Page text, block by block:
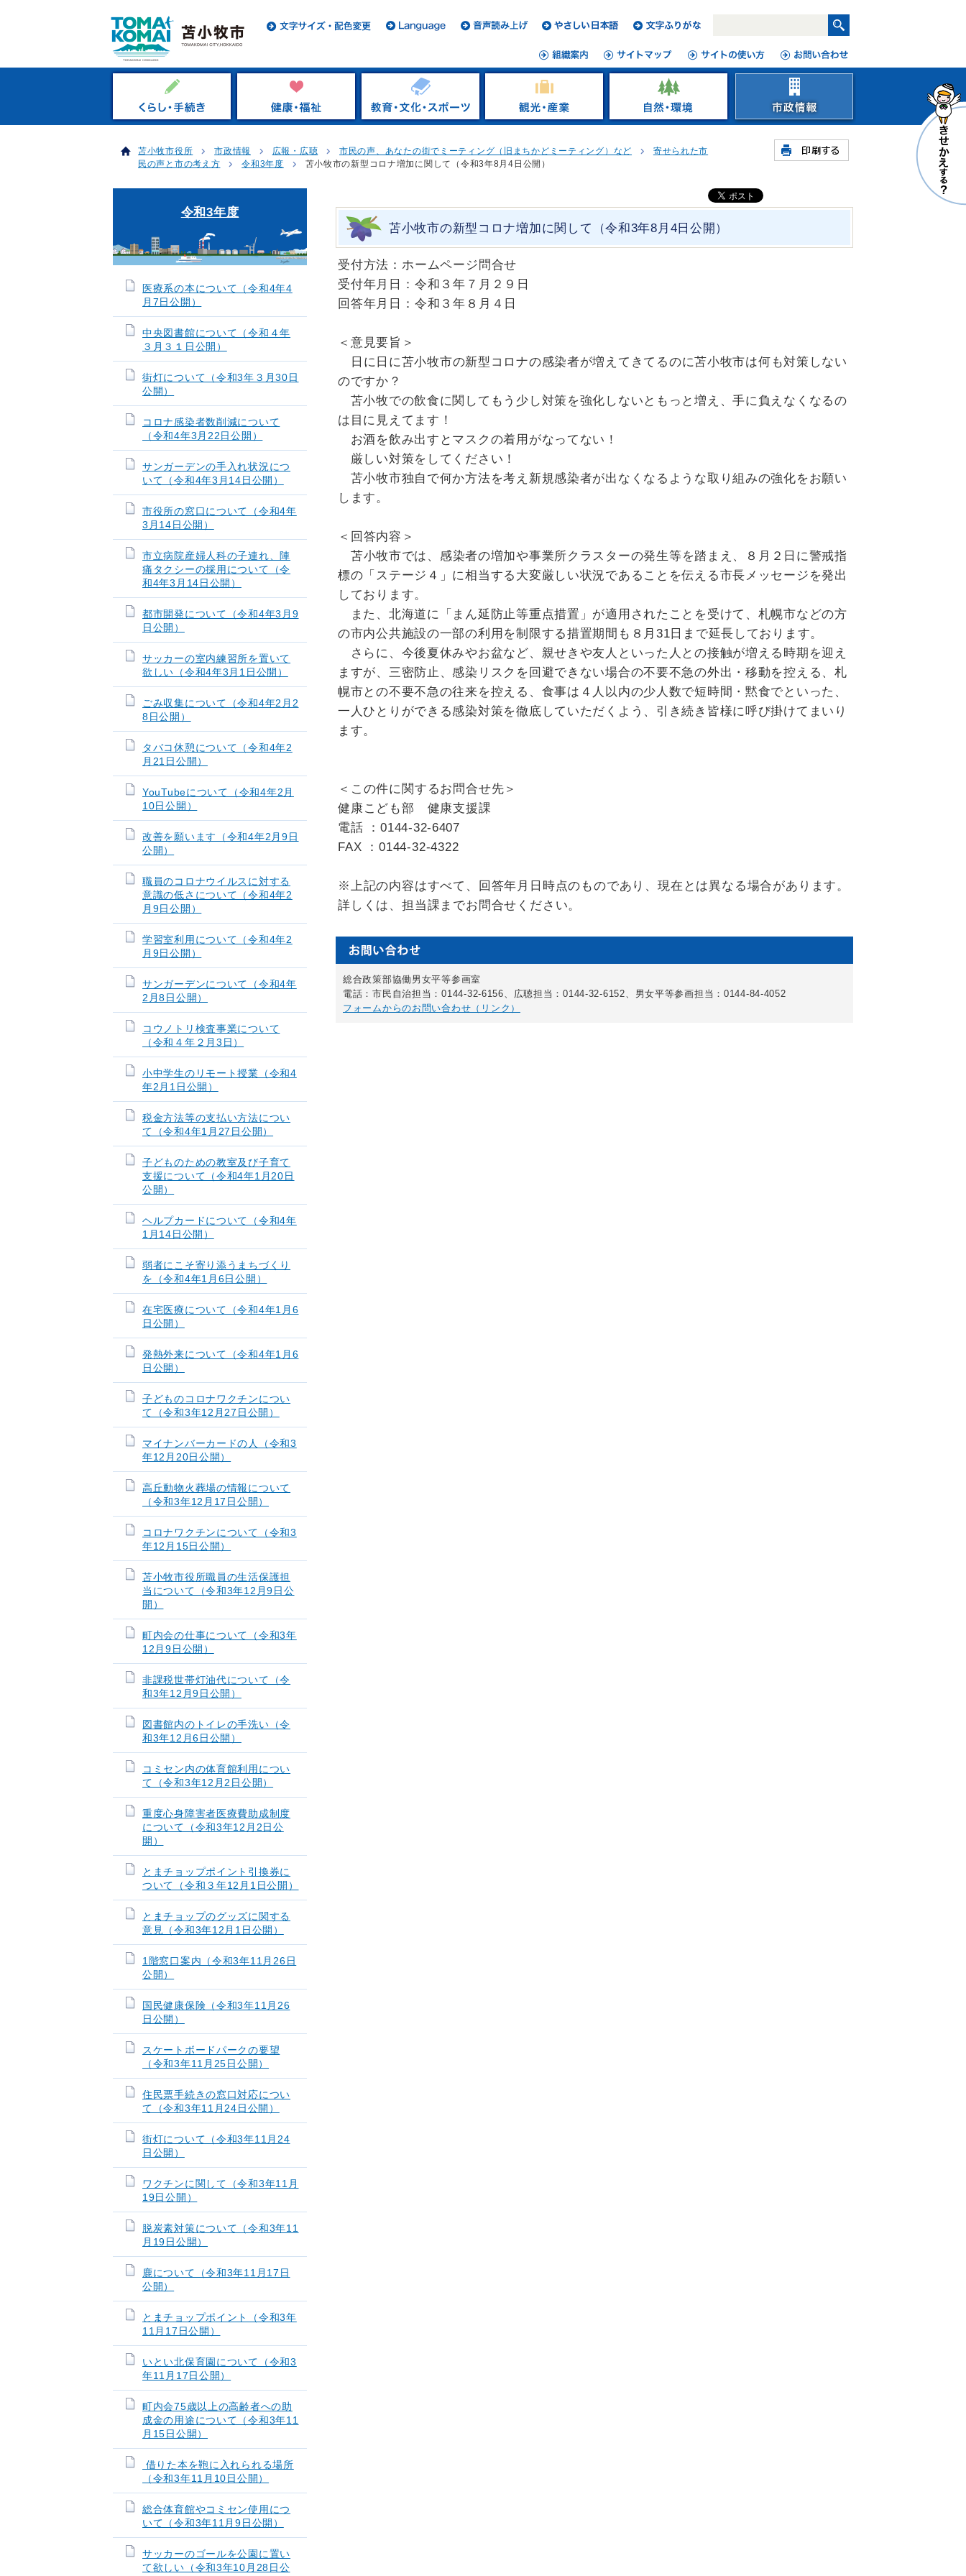
苫小牧市役所 市政情報 広報・広聴 市民の声、あなたの街でミーティング（旧まちかどミーティング）など
寄せられた市
民の声と市の考え方
令和3年度 苫小牧市の新型コロナ増加に関して（令和3年8月4日公開）
苫小牧市の新型コロナ増加に関して（令和3年8月4日公開）
受付方法：ホームページ問合せ
受付年月日：令和３年７月２９日
回答年月日：令和３年８月４日
＜意見要旨＞
日に日に苫小牧市の新型コロナの感染者が増えてきてるのに苫小牧市は何も対策しない
のですか？
苫小牧での飲食に関してもう少し対策を強化しないともっと増え、手に負えなくなるの
は目に見えてます！
お酒を飲み出すとマスクの着用がなってない！
厳しい対策をしてください！
苫小牧市独自で何か方法を考え新規感染者が出なくなるような取り組みの強化をお願い
します。
＜回答内容＞
苫小牧市では、感染者の増加や事業所クラスターの発生等を踏まえ、８月２日に警戒指
標の「ステージ４」に相当する大変厳しい状況であることを伝える市長メッセージを発出
しております。
また、北海道に「まん延防止等重点措置」が適用されたことを受けて、札幌市などの方
の市内公共施設の一部の利用を制限する措置期間も８月31日まで延長しております。
さらに、今後夏休みやお盆など、親せきや友人といった人との接触が増える時期を迎え
ますが、三密防止、感染リスクを回避できない場合の不要不急の外出・移動を控える、札
幌市との不要不急の往来を控える、食事は４人以内の少人数で短時間・黙食でといった、
一人ひとりができる感染対策を徹底していただくよう、引き続き皆様に呼び掛けてまいり
ます。
＜この件に関するお問合せ先＞
健康こども部 健康支援課
電話 ：0144-32-6407
FAX ：0144-32-4322
※上記の内容はすべて、回答年月日時点のものであり、現在とは異なる場合があります。
詳しくは、担当課までお問合せください。
総合政策部協働男女平等参画室
電話：市民自治担当：0144-32-6156、広聴担当：0144-32-6152、男女平等参画担当：0144-84-4052
フォームからのお問い合わせ（リンク）
令和3年度
医療系の本について（令和4年4
月7日公開）
中央図書館について（令和４年
３月３１日公開）
街灯について（令和3年３月30日
公開）
コロナ感染者数削減について
（令和4年3月22日公開）
サンガーデンの手入れ状況につ
いて（令和4年3月14日公開）
市役所の窓口について（令和4年
3月14日公開）
市立病院産婦人科の子連れ、陣
痛タクシーの採用について（令
和4年3月14日公開）
都市開発について（令和4年3月9
日公開）
サッカーの室内練習所を置いて
欲しい（令和4年3月1日公開）
ごみ収集について（令和4年2月2
8日公開）
タバコ休憩について（令和4年2
月21日公開）
YouTubeについて（令和4年2月
10日公開）
改善を願います（令和4年2月9日
公開）
職員のコロナウイルスに対する
意識の低さについて（令和4年2
月9日公開）
学習室利用について（令和4年2
月9日公開）
サンガーデンについて（令和4年
2月8日公開）
コウノトリ検査事業について
（令和４年２月3日）
小中学生のリモート授業（令和4
年2月1日公開）
税金方法等の支払い方法につい
て（令和4年1月27日公開）
子どものための教室及び子育て
支援について（令和4年1月20日
公開）
ヘルプカードについて（令和4年
1月14日公開）
弱者にこそ寄り添うまちづくり
を（令和4年1月6日公開）
在宅医療について（令和4年1月6
日公開）
発熱外来について（令和4年1月6
日公開）
子どものコロナワクチンについ
て（令和3年12月27日公開）
マイナンバーカードの人（令和3
年12月20日公開）
高丘動物火葬場の情報について
（令和3年12月17日公開）
コロナワクチンについて（令和3
年12月15日公開）
苫小牧市役所職員の生活保護担
当について（令和3年12月9日公
開）
町内会の仕事について（令和3年
12月9日公開）
非課税世帯灯油代について（令
和3年12月9日公開）
図書館内のトイレの手洗い（令
和3年12月6日公開）
コミセン内の体育館利用につい
て（令和3年12月2日公開）
重度心身障害者医療費助成制度
について（令和3年12月2日公
開）
とまチョップポイント引換券に
ついて（令和３年12月1日公開）
とまチョップのグッズに関する
意見（令和3年12月1日公開）
1階窓口案内（令和3年11月26日
公開）
国民健康保険（令和3年11月26
日公開）
スケートボードパークの要望
（令和3年11月25日公開）
住民票手続きの窓口対応につい
て（令和3年11月24日公開）
街灯について（令和3年11月24
日公開）
ワクチンに関して（令和3年11月
19日公開）
脱炭素対策について（令和3年11
月19日公開）
鹿について（令和3年11月17日
公開）
とまチョップポイント（令和3年
11月17日公開）
いとい北保育園について（令和3
年11月17日公開）
町内会75歳以上の高齢者への助
成金の用途について（令和3年11
月15日公開）
借りた本を鞄に入れられる場所
（令和3年11月10日公開）
総合体育館やコミセン使用につ
いて（令和3年11月9日公開）
サッカーのゴールを公園に置い
て欲しい（令和3年10月28日公